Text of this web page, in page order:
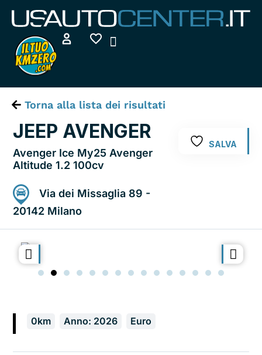
contenuto
Torna alla lista dei risultati
JEEP AVENGER
Avenger Ice My25 Avenger
Altitude 1.2 100cv
Via dei Missaglia 89 -
20142 Milano
SALVA
0km Anno: 2026 Euro